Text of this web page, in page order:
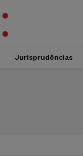
Jurisprudências